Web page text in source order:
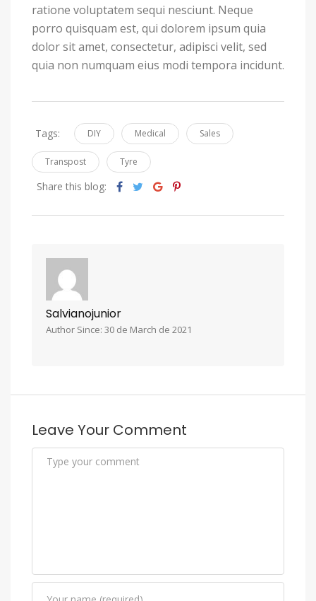
ratione voluptatem sequi nesciunt. Neque
porro quisquam est, qui dolorem ipsum quia
dolor sit amet, consectetur, adipisci velit, sed
quia non numquam eius modi tempora incidunt.
Tags: DIY Medical Sales
Transpost Tyre
Share this blog:
Salvianojunior
Author Since: 30 de March de 2021
Leave Your Comment